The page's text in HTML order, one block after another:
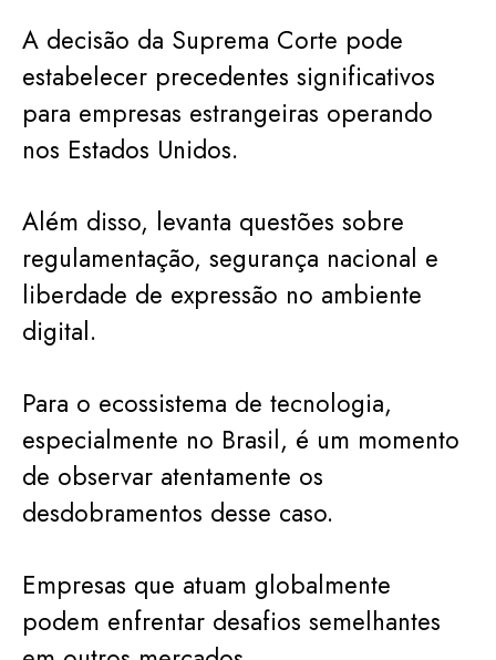
A decisão da Suprema Corte pode
estabelecer precedentes significativos
para empresas estrangeiras operando
nos Estados Unidos.
Além disso, levanta questões sobre
regulamentação, segurança nacional e
liberdade de expressão no ambiente
digital.
Para o ecossistema de tecnologia,
especialmente no Brasil, é um momento
de observar atentamente os
desdobramentos desse caso.
Empresas que atuam globalmente
podem enfrentar desafios semelhantes